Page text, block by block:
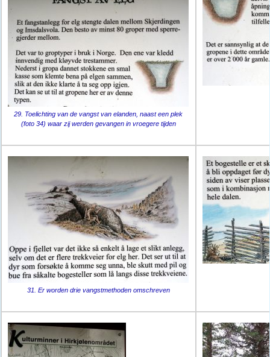
29. Toelichting van de vangst van elanden, naast een plek
(foto 34) waar zij werden gevangen in vroegere tijden
31. Er worden drie vangstmethoden omschreven